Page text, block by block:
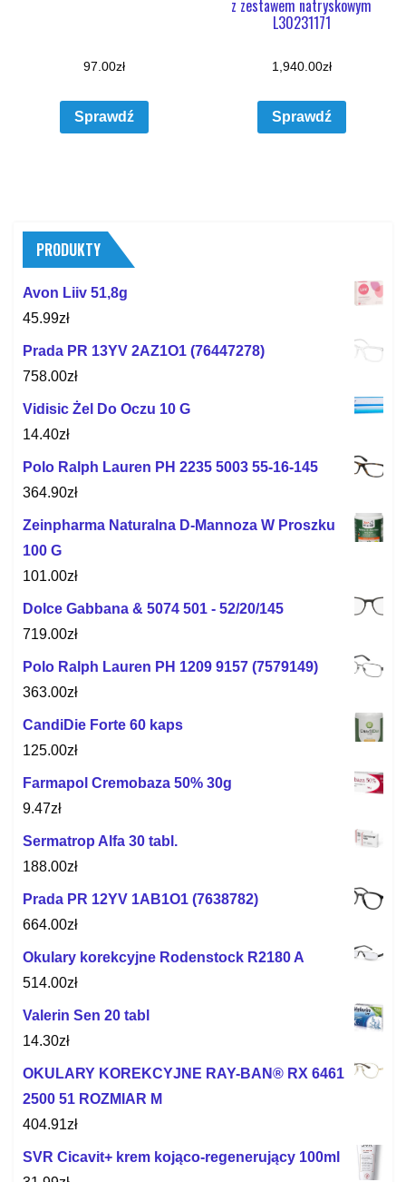
97.00zł
Sprawdź
z zestawem natryskowym
L30231171
1,940.00zł
Sprawdź
PRODUKTY
Avon Liiv 51,8g
45.99zł
Prada PR 13YV 2AZ1O1 (76447278)
758.00zł
Vidisic Żel Do Oczu 10 G
14.40zł
Polo Ralph Lauren PH 2235 5003 55-16-145
364.90zł
Zeinpharma Naturalna D-Mannoza W Proszku
100 G
101.00zł
Dolce Gabbana & 5074 501 - 52/20/145
719.00zł
Polo Ralph Lauren PH 1209 9157 (7579149)
363.00zł
CandiDie Forte 60 kaps
125.00zł
Farmapol Cremobaza 50% 30g
9.47zł
Sermatrop Alfa 30 tabl.
188.00zł
Prada PR 12YV 1AB1O1 (7638782)
664.00zł
Okulary korekcyjne Rodenstock R2180 A
514.00zł
Valerin Sen 20 tabl
14.30zł
OKULARY KOREKCYJNE RAY-BAN® RX 6461
2500 51 ROZMIAR M
404.91zł
SVR Cicavit+ krem kojąco-regenerujący 100ml